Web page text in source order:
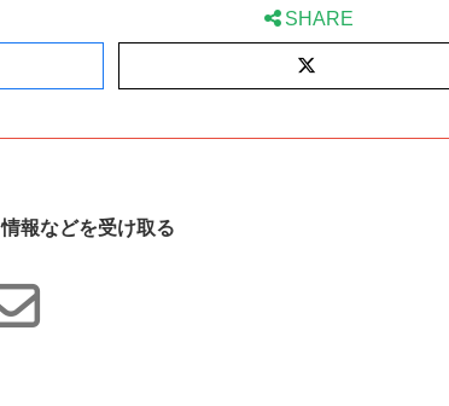
SHARE
報などを受け取る